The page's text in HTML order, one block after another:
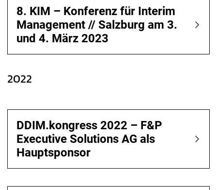
8. KIM – Konferenz für Interim
Management // Salzburg am 3.
und 4. März 2023
2022
DDIM.kongress 2022 – F&P
Executive Solutions AG als
Hauptsponsor